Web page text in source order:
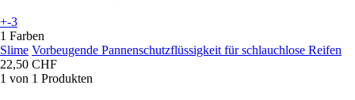
+-3
1 Farben
Slime Vorbeugende Pannenschutzflüssigkeit für schlauchlose Reifen
22,50 CHF
1 von 1 Produkten